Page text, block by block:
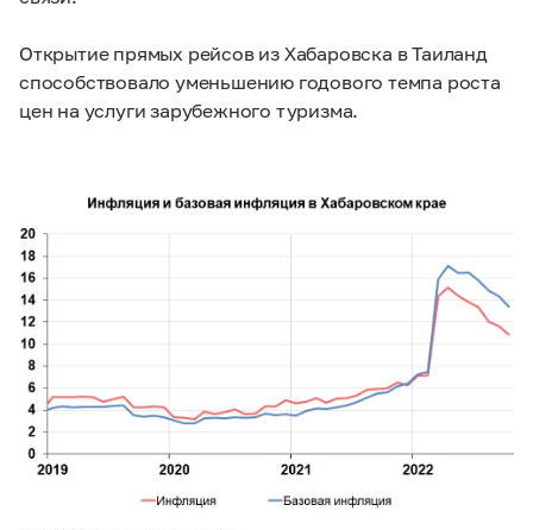
Открытие прямых рейсов из Хабаровска в Таиланд
способствовало уменьшению годового темпа роста
цен на услуги зарубежного туризма.